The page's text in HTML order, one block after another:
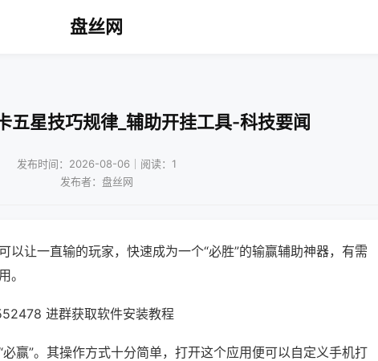
盘丝网
五星技巧规律_辅助开挂工具-科技要闻
发布时间：2026-08-06｜阅读：1
发布者：盘丝网
以让一直输的玩家，快速成为一个“必胜”的输赢辅助神器，有需
。
进群获取软件安装教程
赢”。其操作方式十分简单，打开这个应用便可以自定义手机打